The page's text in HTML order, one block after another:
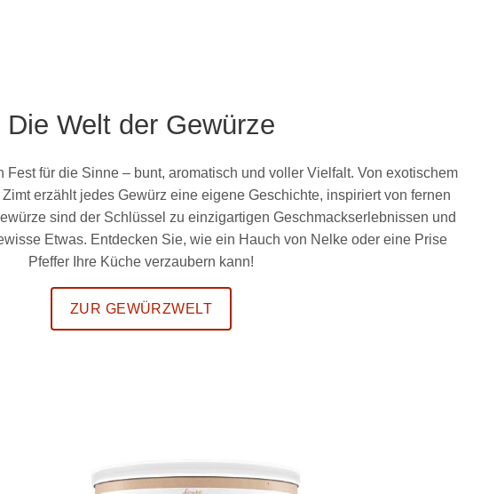
Die Welt der Gewürze
Fest für die Sinne – bunt, aromatisch und voller Vielfalt. Von exotischem
erzählt jedes Gewürz eine eigene Geschichte, inspiriert von fernen
sind der Schlüssel zu einzigartigen Geschmackserlebnissen und
Etwas. Entdecken Sie, wie ein Hauch von Nelke oder eine Prise
Pfeffer Ihre Küche verzaubern kann!
ZUR GEWÜRZWELT